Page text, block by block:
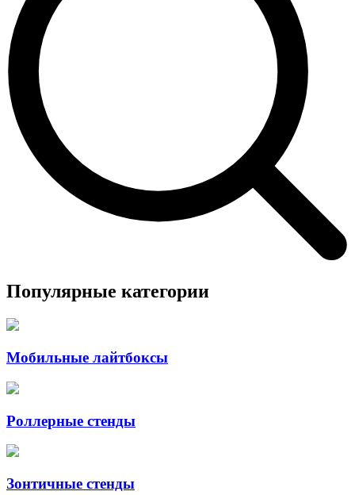
Популярные категории
Мобильные лайтбоксы
Роллерные стенды
Зонтичные стенды